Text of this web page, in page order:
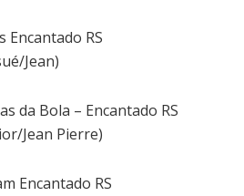
Encantado RS
Jean)
da Bola – Encantado RS
Jean Pierre)
Encantado RS